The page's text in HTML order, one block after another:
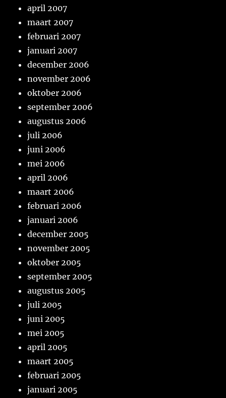
april 2007
maart 2007
februari 2007
januari 2007
december 2006
november 2006
oktober 2006
september 2006
augustus 2006
juli 2006
juni 2006
mei 2006
april 2006
maart 2006
februari 2006
januari 2006
december 2005
november 2005
oktober 2005
september 2005
augustus 2005
juli 2005
juni 2005
mei 2005
april 2005
maart 2005
februari 2005
januari 2005